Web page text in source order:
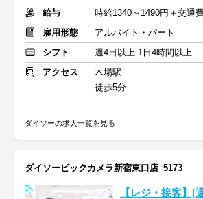
給与
時給1340～1490円＋交通
雇用形態
アルバイト・パート
シフト
週4日以上 1日4時間以上
アクセス
木場駅
徒歩5分
ダイソーの求人一覧を見る
ダイソービックカメラ新宿東口店_5173
【レジ・接客】[